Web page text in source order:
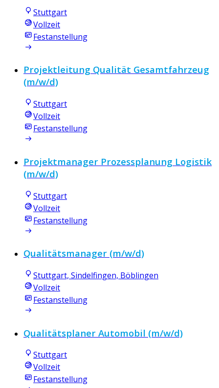
Stuttgart
Vollzeit
Festanstellung
Projektleitung Qualität Gesamtfahrzeug
(m/w/d)
Stuttgart
Vollzeit
Festanstellung
Projektmanager Prozessplanung Logistik
(m/w/d)
Stuttgart
Vollzeit
Festanstellung
Qualitätsmanager (m/w/d)
Stuttgart, Sindelfingen, Böblingen
Vollzeit
Festanstellung
Qualitätsplaner Automobil (m/w/d)
Stuttgart
Vollzeit
Festanstellung